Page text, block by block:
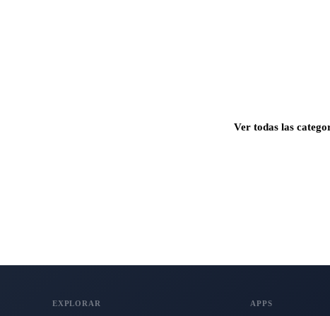
Ver todas las
EXPLORAR APPS